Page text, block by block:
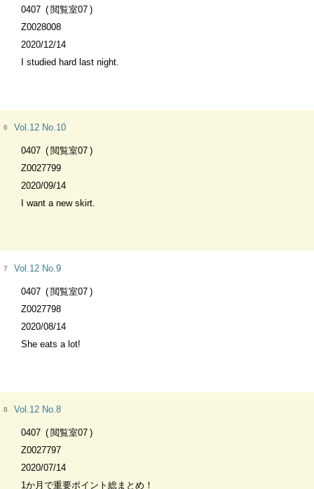
0407
閲覧室07
Z0028008
2020/12/14
I studied hard last night.
6 Vol.12 No.10
0407
閲覧室07
Z0027799
2020/09/14
I want a new skirt.
7 Vol.12 No.9
0407
閲覧室07
Z0027798
2020/08/14
She eats a lot!
8 Vol.12 No.8
0407
閲覧室07
Z0027797
2020/07/14
1か月で重要ポイント総まとめ！